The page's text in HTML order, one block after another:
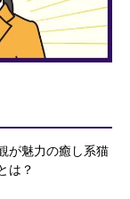
が魅力の癒し系猫
は？